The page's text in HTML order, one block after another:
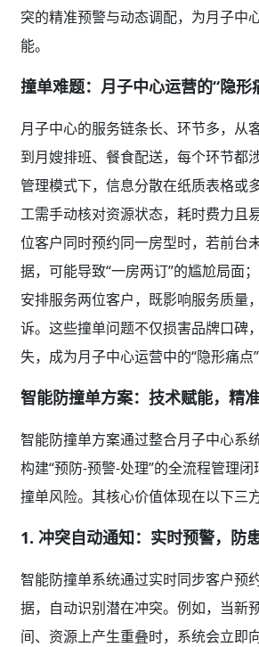
突的精准预警与动态调配，为月子中
能。
撞单难题：月子中心运营的“隐形
月子中心的服务链条长、环节多，从
到月嫂排班、餐食配送，每个环节都
管理模式下，信息分散在纸质表格或
工需手动核对资源状态，耗时费力且
位客户同时预约同一房型时，若前台
据，可能导致“一房两订”的尴尬局面
安排服务两位客户，既影响服务质量
诉。这些撞单问题不仅损害品牌口碑
失，成为月子中心运营中的“隐形痛点”
智能防撞单方案：技术赋能，精
智能防撞单方案通过整合月子中心系
构建“预防-预警-处理”的全流程管理
撞单风险。其核心价值体现在以下三方
1. 冲突自动通知：实时预警，防
智能防撞单系统通过实时同步客户预
据，自动识别潜在冲突。例如，当新
间、资源上产生重叠时，系统会立即